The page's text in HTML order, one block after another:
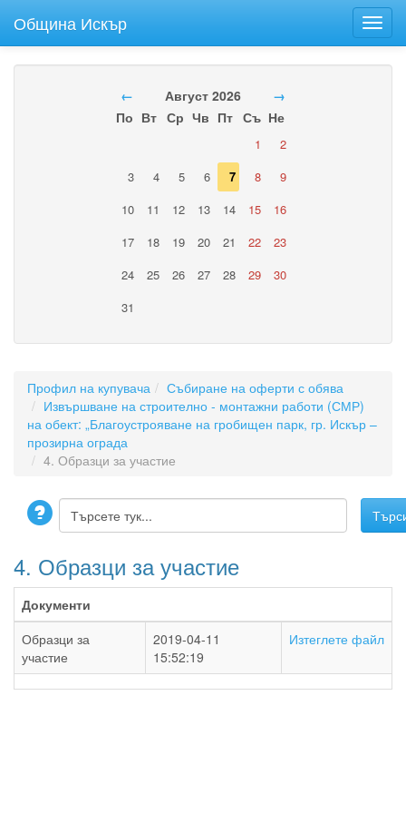
Община Искър
← Август 2026
→
По Вт Ср Чв Пт Съ Не
1
2
3
4 5 6 7 8
9
10
11 12 13 14 15
16
17
18 19 20 21 22
23
24
25 26 27 28 29
30
31
Профил на купувача
Събиране на оферти с обява
Извършване на строително - монтажни работи (СМР)
на обект: „Благоустрояване на гробищен парк, гр. Искър –
прозирна ограда
4. Образци за участие
4. Образци за участие
Документи
Образци за
участие
2019-04-11
15:52:19
Изтеглете файл